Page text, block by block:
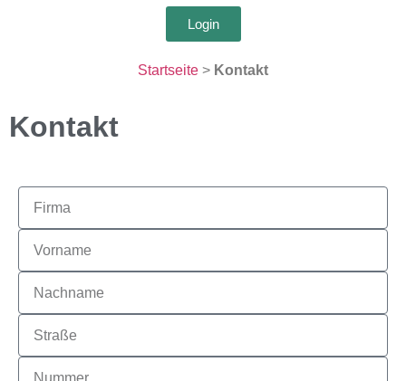
Login
Startseite > Kontakt
Kontakt